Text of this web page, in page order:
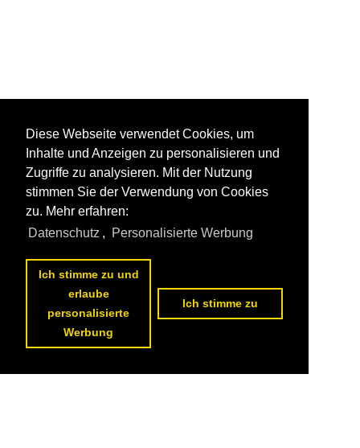
Diese Webseite verwendet Cookies, um
Inhalte und Anzeigen zu personalisieren und
Zugriffe zu analysieren. Mit der Nutzung
stimmen Sie der Verwendung von Cookies
zu. Mehr erfahren:
Datenschutz , Personalisierte Werbung
Ich stimme zu und
erlaube
personalisierte
Werbung
Ich stimme zu